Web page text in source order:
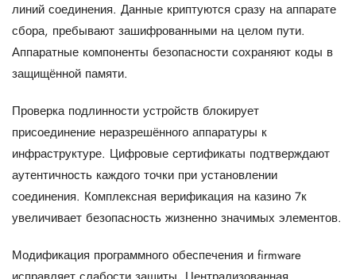
линий соединения. Данные криптуются сразу на аппарате
сбора, пребывают зашифрованными на целом пути.
Аппаратные компоненты безопасности сохраняют коды в
защищённой памяти.
Проверка подлинности устройств блокирует
присоединение неразрешённого аппаратуры к
инфраструктуре. Цифровые сертификаты подтверждают
аутентичность каждого точки при установлении
соединения. Комплексная верификация на казино 7к
увеличивает безопасность жизненно значимых элементов.
Модификация программного обеспечения и firmware